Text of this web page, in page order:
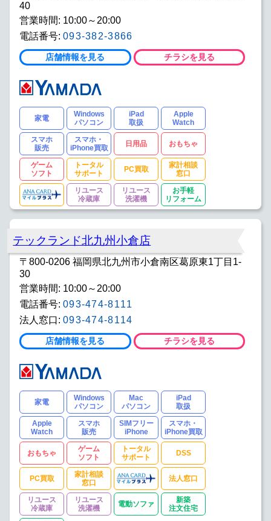
40
営業時間: 10:00～20:00
電話番号: 093-382-3866
店舗情報を見る チラシを見る
家電
Windows
パソコン
iPad
取扱
Apple
Watch
スマホ
販売
スマホ・
iPhone買取
日用品 おもちゃ
ゲーム
ソフト
トータル
サポート
PC買取
家計相談
窓口
リユース
冷蔵庫
リユース
洗濯機
お手軽
リフォーム
テックランド北九州小倉店
〒800-0206 福岡県北九州市小倉南区葛原東1丁目1-
30
営業時間: 10:00～20:00
電話番号: 093-474-8111
法人窓口: 093-474-8114
店舗情報を見る チラシを見る
家電
Windows
パソコン
Mac
パソコン
iPad
取扱
Apple
Watch
スマホ
販売
SIMフリー
iPhone
スマホ・
iPhone買取
おもちゃ
ゲーム
ソフト
トータル
サポート
DSS
PC買取
家計相談
窓口
法人窓口
リユース
冷蔵庫
リユース
洗濯機
電動ソファ
新築
注文住宅